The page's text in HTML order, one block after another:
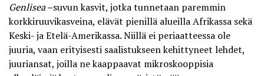
Genlisea–suvun kasvit, jotka tunnetaan paremmin
korkkiruuvikasveina, elävät pienillä alueilla Afrikassa sekä
Keski- ja Etelä-Amerikassa. Niillä ei periaatteessa ole
juuria, vaan erityisesti saalistukseen kehittyneet lehdet,
juuriansat, joilla ne kaappaavat mikroskooppisia